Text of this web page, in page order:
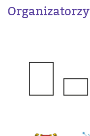
Organizatorzy